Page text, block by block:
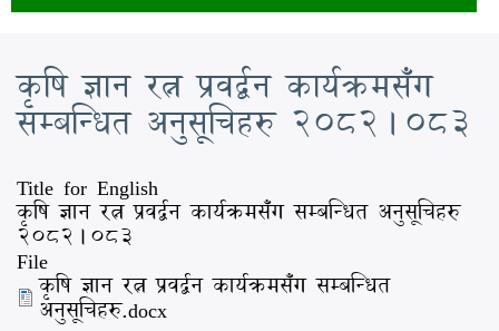
कृषि ज्ञान रत्न प्रवर्द्बन कार्यक्रमसँग
सम्बन्धित अनुसूचिहरु २०८२।०८३
Title for English
कृषि ज्ञान रत्न प्रवर्द्बन कार्यक्रमसँग सम्बन्धित अनुसूचिहरु
२०८२।०८३
File
कृषि ज्ञान रत्न प्रवर्द्बन कार्यक्रमसँग सम्बन्धित
अनुसूचिहरु.docx